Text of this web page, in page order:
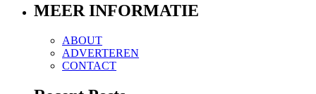
MEER INFORMATIE
ABOUT
ADVERTEREN
CONTACT